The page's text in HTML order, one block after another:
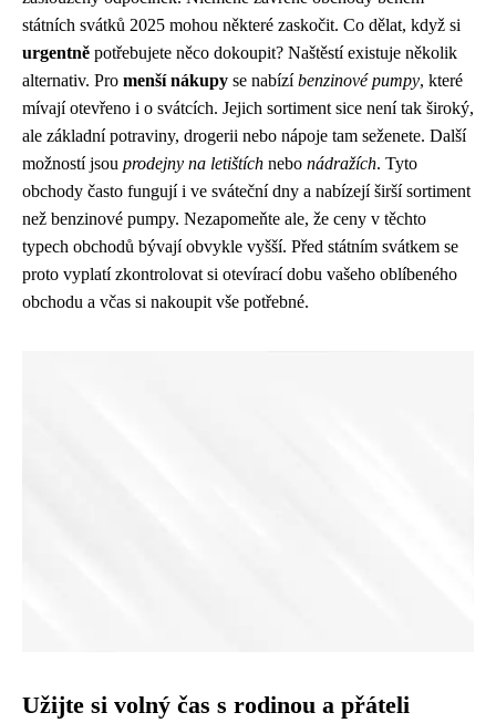
státních svátků 2025 mohou některé zaskočit. Co dělat, když si
urgentně potřebujete něco dokoupit? Naštěstí existuje několik
alternativ. Pro menší nákupy se nabízíbenzinové pumpy, které
mívají otevřeno i o svátcích. Jejich sortiment sice není tak široký,
ale základní potraviny, drogerii nebo nápoje tam seženete. Další
možností jsou prodejny na letištích nebo nádražích. Tyto
obchody často fungují i ve sváteční dny a nabízejí širší sortiment
než benzinové pumpy. Nezapomeňte ale, že ceny v těchto
typech obchodů bývají obvykle vyšší. Před státním svátkem se
proto vyplatí zkontrolovat si otevírací dobu vašeho oblíbeného
obchodu a včas si nakoupit vše potřebné.
Užijte si volný čas s rodinou a přáteli